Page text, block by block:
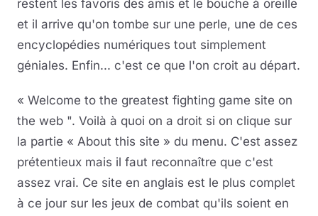
restent les favoris des amis et le bouche à oreille
et il arrive qu'on tombe sur une perle, une de ces
encyclopédies numériques tout simplement
géniales. Enfin... c'est ce que l'on croit au départ.
« Welcome to the greatest fighting game site on
the web ". Voilà à quoi on a droit si on clique sur
la partie « About this site » du menu. C'est assez
prétentieux mais il faut reconnaître que c'est
assez vrai. Ce site en anglais est le plus complet
à ce jour sur les jeux de combat qu'ils soient en